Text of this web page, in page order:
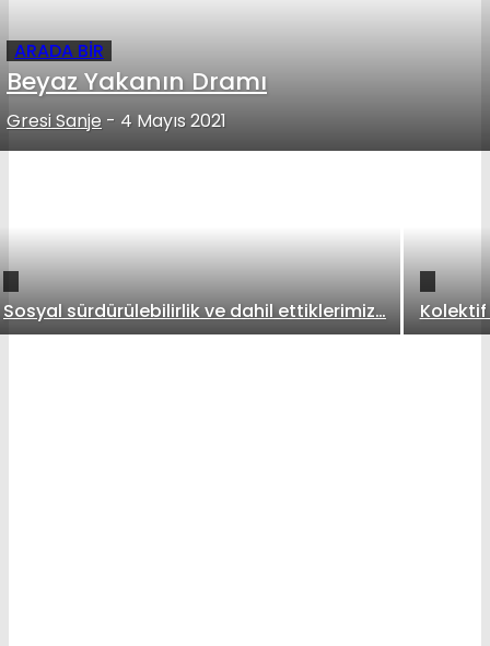
ARADA BIR
Beyaz Yakanın Dramı
Gresi Sanje - 4 Mayıs 2021
Sosyal sürdürülebilirlik ve dahil ettiklerimiz… Kolektif